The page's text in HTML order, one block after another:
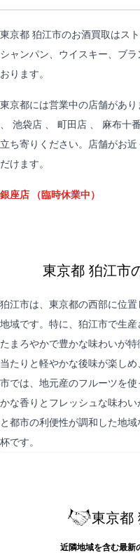
東京都 狛江市のお酒買取はス
シャンパン、ウイスキー、ブ
おります。
東京都には営業中の店舗があり
池袋店 町田店 麻布十
立ち寄りください。店舗がお近
だけます。
銀座店 （臨時休業中）
東京都 狛江市
狛江市は、東京都の西部に位
地域です。特に、狛江市で生
たまろやかで豊かな味わいが
当たりと軽やかな後味が楽し
市では、地元産のフルーツを
かな香りとフレッシュな味わ
と都市の利便性が調和した地
杯です。
東京都
近隣地域を含む最新